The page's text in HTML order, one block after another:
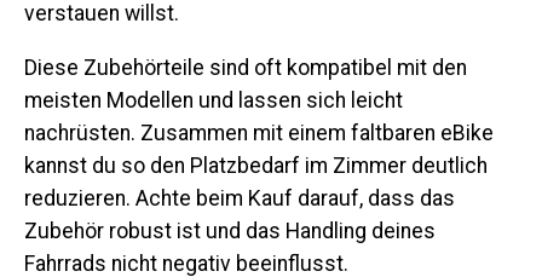
verstauen willst.
Diese Zubehörteile sind oft kompatibel mit den
meisten Modellen und lassen sich leicht
nachrüsten. Zusammen mit einem faltbaren eBike
kannst du so den Platzbedarf im Zimmer deutlich
reduzieren. Achte beim Kauf darauf, dass das
Zubehör robust ist und das Handling deines
Fahrrads nicht negativ beeinflusst.